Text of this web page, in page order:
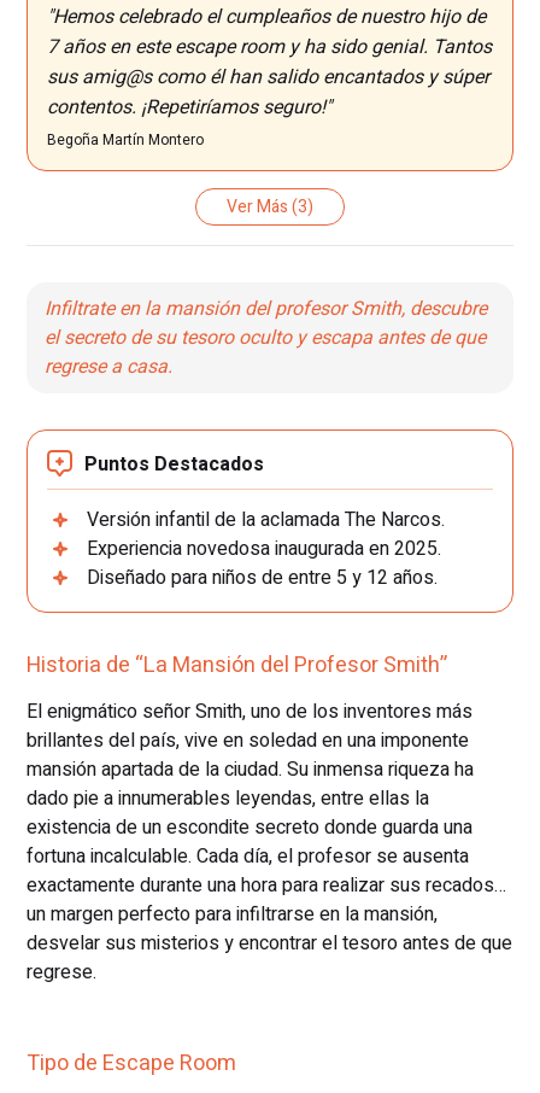
"Hemos celebrado el cumpleaños de nuestro hijo de
7 años en este escape room y ha sido genial. Tantos
sus amig@s como él han salido encantados y súper
contentos. ¡Repetiríamos seguro!"
Begoña Martín Montero
Ver Más(3)
Infiltrate en la mansión del profesor Smith, descubre
el secreto de su tesoro oculto y escapa antes de que
regrese a casa.
Puntos Destacados
Versión infantil de la aclamada The Narcos.
Experiencia novedosa inaugurada en 2025.
Diseñado para niños de entre 5 y 12 años.
Historia de “La Mansión del Profesor Smith”
El enigmático señor Smith, uno de los inventores más
brillantes del país, vive en soledad en una imponente
mansión apartada de la ciudad. Su inmensa riqueza ha
dado pie a innumerables leyendas, entre ellas la
existencia de un escondite secreto donde guarda una
fortuna incalculable. Cada día, el profesor se ausenta
exactamente durante una hora para realizar sus recados…
un margen perfecto para infiltrarse en la mansión,
desvelar sus misterios y encontrar el tesoro antes de que
regrese.
Tipo de Escape Room